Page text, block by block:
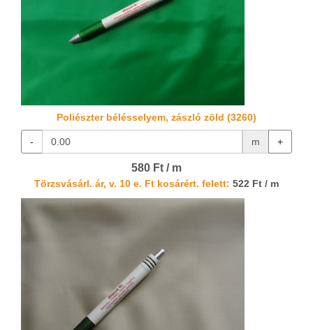
Poliészter bélésselyem, zászló zöld (3260)
- m +
580 Ft / m
Törzsvásárl. ár, v. 10 e. Ft kosárért. felett: 522 Ft / m